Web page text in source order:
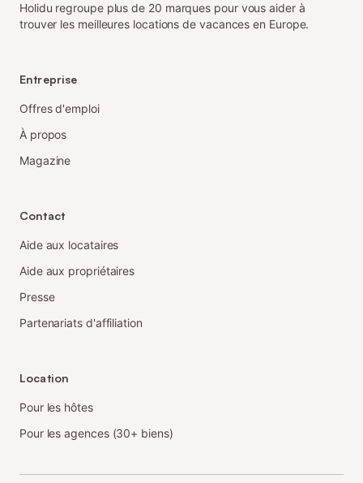
Holidu regroupe plus de 20 marques pour vous aider à
trouver les meilleures locations de vacances en Europe.
Entreprise
Offres d'emploi
À propos
Magazine
Contact
Aide aux locataires
Aide aux propriétaires
Presse
Partenariats d'affiliation
Location
Pour les hôtes
Pour les agences (30+ biens)